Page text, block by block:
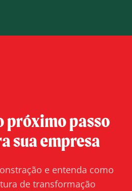
próximo passo
sua empresa
e entenda como
de transformação